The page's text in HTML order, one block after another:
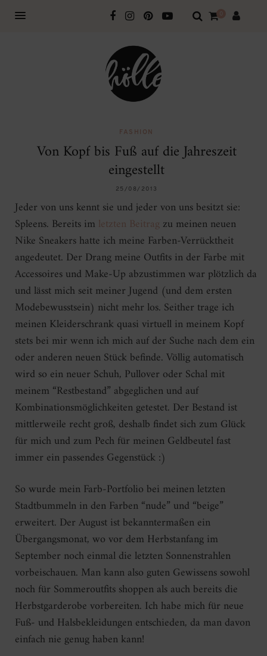
0
FASHION
Von Kopf bis Fuß auf die Jahreszeit
eingestellt
25/08/2013
Jeder von uns kennt sie und jeder von uns besitzt sie:
Spleens. Bereits im letzten Beitragzu meinen neuen
Nike Sneakers hatte ich meine Farben-Verrücktheit
angedeutet. Der Drang meine Outfits in der Farbe mit
Accessoires und Make-Up abzustimmen war plötzlich da
und lässt mich seit meiner Jugend (und dem ersten
Modebewusstsein) nicht mehr los. Seither trage ich
meinen Kleiderschrank quasi virtuell in meinem Kopf
stets bei mir wenn ich mich auf der Suche nach dem ein
oder anderen neuen Stück befinde. Völlig automatisch
wird so ein neuer Schuh, Pullover oder Schal mit
meinem “Restbestand” abgeglichen und auf
Kombinationsmöglichkeiten getestet. Der Bestand ist
mittlerweile recht groß, deshalb findet sich zum Glück
für mich und zum Pech für meinen Geldbeutel fast
immer ein passendes Gegenstück :)
So wurde mein Farb-Portfolio bei meinen letzten
Stadtbummeln in den Farben “nude” und “beige”
erweitert. Der August ist bekanntermaßen ein
Übergangsmonat, wo vor dem Herbstanfang im
September noch einmal die letzten Sonnenstrahlen
vorbeischauen. Man kann also guten Gewissens sowohl
noch für Sommeroutfits shoppen als auch bereits die
Herbstgarderobe vorbereiten. Ich habe mich für neue
Fuß- und Halsbekleidungen entschieden, da man davon
einfach nie genug haben kann!